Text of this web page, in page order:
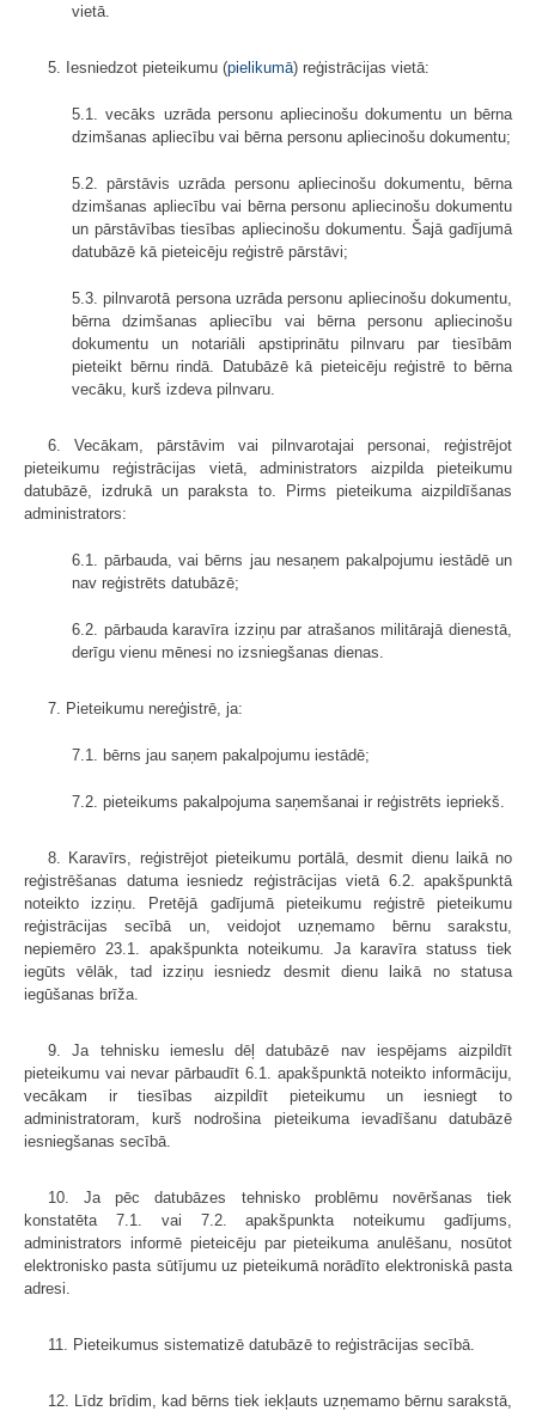
vietā.
5. Iesniedzot pieteikumu (pielikumā) reģistrācijas vietā:
5.1. vecāks uzrāda personu apliecinošu dokumentu un bērna
dzimšanas apliecību vai bērna personu apliecinošu dokumentu;
5.2. pārstāvis uzrāda personu apliecinošu dokumentu, bērna
dzimšanas apliecību vai bērna personu apliecinošu dokumentu
un pārstāvības tiesības apliecinošu dokumentu. Šajā gadījumā
datubāzē kā pieteicēju reģistrē pārstāvi;
5.3. pilnvarotā persona uzrāda personu apliecinošu dokumentu,
bērna dzimšanas apliecību vai bērna personu apliecinošu
dokumentu un notariāli apstiprinātu pilnvaru par tiesībām
pieteikt bērnu rindā. Datubāzē kā pieteicēju reģistrē to bērna
vecāku, kurš izdeva pilnvaru.
6. Vecākam, pārstāvim vai pilnvarotajai personai, reģistrējot
pieteikumu reģistrācijas vietā, administrators aizpilda pieteikumu
datubāzē, izdrukā un paraksta to. Pirms pieteikuma aizpildīšanas
administrators:
6.1. pārbauda, vai bērns jau nesaņem pakalpojumu iestādē un
nav reģistrēts datubāzē;
6.2. pārbauda karavīra izziņu par atrašanos militārajā dienestā,
derīgu vienu mēnesi no izsniegšanas dienas.
7. Pieteikumu nereģistrē, ja:
7.1. bērns jau saņem pakalpojumu iestādē;
7.2. pieteikums pakalpojuma saņemšanai ir reģistrēts iepriekš.
8. Karavīrs, reģistrējot pieteikumu portālā, desmit dienu laikā no
reģistrēšanas datuma iesniedz reģistrācijas vietā 6.2. apakšpunktā
noteikto izziņu. Pretējā gadījumā pieteikumu reģistrē pieteikumu
reģistrācijas secībā un, veidojot uzņemamo bērnu sarakstu,
nepiemēro 23.1. apakšpunkta noteikumu. Ja karavīra statuss tiek
iegūts vēlāk, tad izziņu iesniedz desmit dienu laikā no statusa
iegūšanas brīža.
9. Ja tehnisku iemeslu dēļ datubāzē nav iespējams aizpildīt
pieteikumu vai nevar pārbaudīt 6.1. apakšpunktā noteikto informāciju,
vecākam ir tiesības aizpildīt pieteikumu un iesniegt to
administratoram, kurš nodrošina pieteikuma ievadīšanu datubāzē
iesniegšanas secībā.
10. Ja pēc datubāzes tehnisko problēmu novēršanas tiek
konstatēta 7.1. vai 7.2. apakšpunkta noteikumu gadījums,
administrators informē pieteicēju par pieteikuma anulēšanu, nosūtot
elektronisko pasta sūtījumu uz pieteikumā norādīto elektroniskā pasta
adresi.
11. Pieteikumus sistematizē datubāzē to reģistrācijas secībā.
12. Līdz brīdim, kad bērns tiek iekļauts uzņemamo bērnu sarakstā,